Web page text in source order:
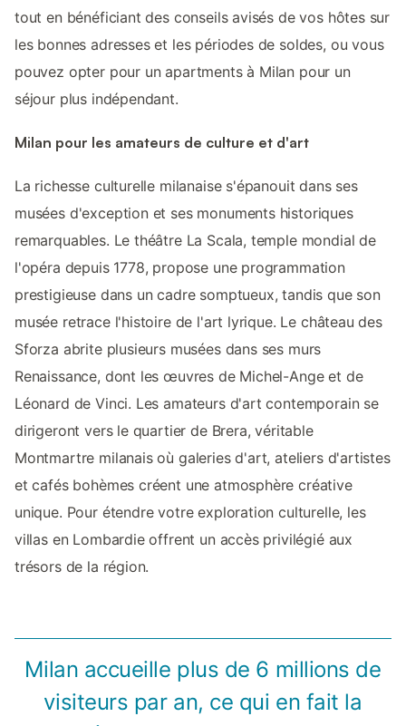
tout en bénéficiant des conseils avisés de vos hôtes sur
les bonnes adresses et les périodes de soldes, ou vous
pouvez opter pour un apartments à Milan pour un
séjour plus indépendant.
Milan pour les amateurs de culture et d'art
La richesse culturelle milanaise s'épanouit dans ses
musées d'exception et ses monuments historiques
remarquables. Le théâtre La Scala, temple mondial de
l'opéra depuis 1778, propose une programmation
prestigieuse dans un cadre somptueux, tandis que son
musée retrace l'histoire de l'art lyrique. Le château des
Sforza abrite plusieurs musées dans ses murs
Renaissance, dont les œuvres de Michel-Ange et de
Léonard de Vinci. Les amateurs d'art contemporain se
dirigeront vers le quartier de Brera, véritable
Montmartre milanais où galeries d'art, ateliers d'artistes
et cafés bohèmes créent une atmosphère créative
unique. Pour étendre votre exploration culturelle, les
villas en Lombardie offrent un accès privilégié aux
trésors de la région.
Milan accueille plus de 6 millions de
visiteurs par an, ce qui en fait la